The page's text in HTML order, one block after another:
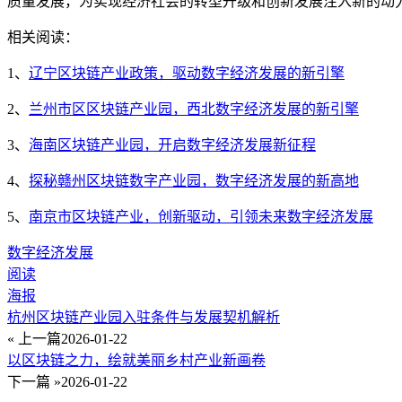
相关阅读：
1、 辽宁区块链产业政策，驱动数字经济发展的新引擎
2、 兰州市区区块链产业园，西北数字经济发展的新引擎
3、 海南区块链产业园，开启数字经济发展新征程
4、 探秘赣州区块链数字产业园，数字经济发展的新高地
5、 南京市区块链产业，创新驱动，引领未来数字经济发展
数字经济发展
阅读
海报
杭州区块链产业园入驻条件与发展契机解析
« 上一篇2026-01-22
以区块链之力，绘就美丽乡村产业新画卷
下一篇 »2026-01-22